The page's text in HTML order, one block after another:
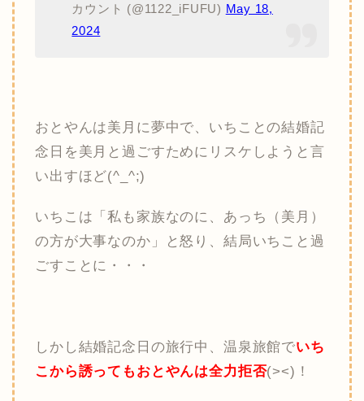
カウント (@1122_iFUFU) May 18,
2024
おとやんは美月に夢中で、いちことの結婚記
念日を美月と過ごすためにリスケしようと言
い出すほど(^_^;)
いちこは「私も家族なのに、あっち（美月）
の方が大事なのか」と怒り、結局いちこと過
ごすことに・・・
しかし結婚記念日の旅行中、温泉旅館でいち
こから誘ってもおとやんは全力拒否(><)！